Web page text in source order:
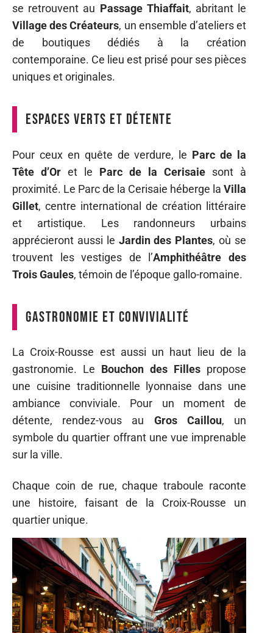
se retrouvent au Passage Thiaffait, abritant le
Village des Créateurs, un ensemble d’ateliers et
de boutiques dédiés à la création
contemporaine. Ce lieu est prisé pour ses pièces
uniques et originales.
Espaces verts et détente
Pour ceux en quête de verdure, le Parc de la
Tête d’Or et le Parc de la Cerisaie sont à
proximité. Le Parc de la Cerisaie héberge la Villa
Gillet, centre international de création littéraire
et artistique. Les randonneurs urbains
apprécieront aussi le Jardin des Plantes, où se
trouvent les vestiges de l’Amphithéâtre des
Trois Gaules, témoin de l’époque gallo-romaine.
Gastronomie et convivialité
La Croix-Rousse est aussi un haut lieu de la
gastronomie. Le Bouchon des Filles propose
une cuisine traditionnelle lyonnaise dans une
ambiance conviviale. Pour un moment de
détente, rendez-vous au Gros Caillou, un
symbole du quartier offrant une vue imprenable
sur la ville.
Chaque coin de rue, chaque traboule raconte
une histoire, faisant de la Croix-Rousse un
quartier unique.